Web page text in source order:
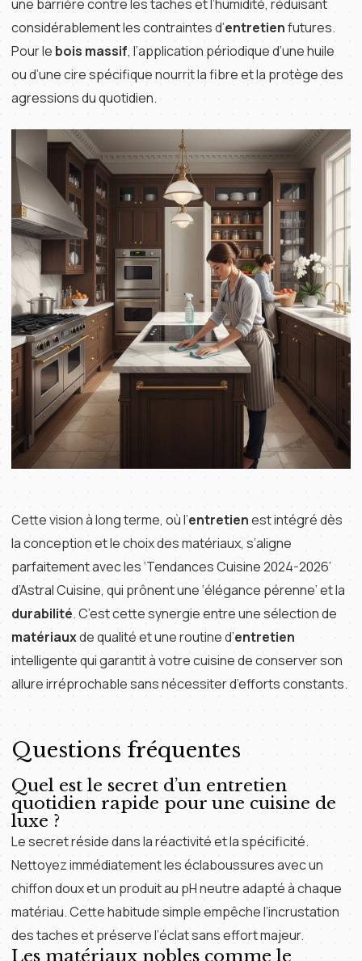
une barrière contre les taches et l’humidité, réduisant
considérablement les contraintes d’entretienfutures.
Pour le bois massif, l’application périodique d’une huile
ou d’une cire spécifique nourrit la fibre et la protège des
agressions du quotidien.
Cette vision à long terme, où l’entretienest intégré dès
la conception et le choix des matériaux, s’aligne
parfaitement avec les ‘Tendances Cuisine 2024-2026’
d’Astral Cuisine, qui prônent une ‘élégance pérenne’ et la
durabilité. C’est cette synergie entre une sélection de
matériauxde qualité et une routine d’entretien
intelligente qui garantit à votre cuisine de conserver son
allure irréprochable sans nécessiter d’efforts constants.
Questions fréquentes
Quel est le secret d’un entretien
quotidien rapide pour une cuisine de
luxe ?
Le secret réside dans la réactivité et la spécificité.
Nettoyez immédiatement les éclaboussures avec un
chiffon doux et un produit au pH neutre adapté à chaque
matériau. Cette habitude simple empêche l’incrustation
des taches et préserve l’éclat sans effort majeur.
Les matériaux nobles comme le